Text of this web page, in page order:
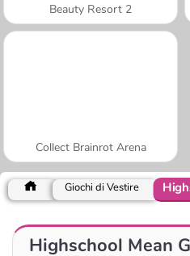
Beauty Resort 2
Collect Brainrot Arena
Giochi di Vestire
Highschool Mean